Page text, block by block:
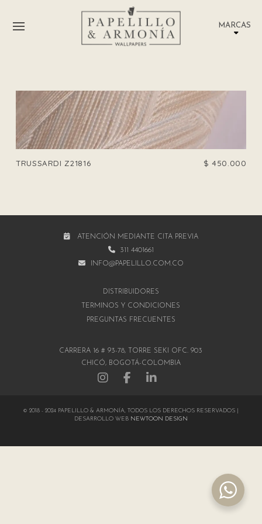
MARCAS
TRUSSARDI Z21816 $ 450.000
ATENCIÓN MEDIANTE CITA PREVIA
311 4401661
INFO@PAPELILLO.COM.CO
DISTRIBUIDORES
TÉRMINOS Y CONDICIONES
PREGUNTAS FRECUENTES
CARRERA 16 # 93-78, TORRE SEKI OFC. 903
CHICÓ, BOGOTÁ-COLOMBIA
© 2018 - 2024 PAPELILLO & ARMONÍA, TODOS LOS DERECHOS RESERVADOS |
DESARROLLO WEB NEWTOON DESIGN